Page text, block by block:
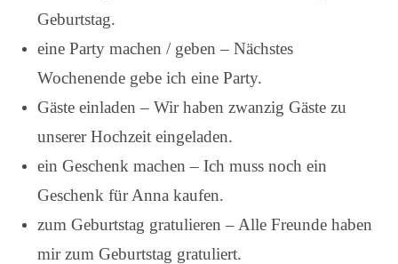
Geburtstag.
eine Party machen / geben – Nächstes
Wochenende gebe ich eine Party.
Gäste einladen – Wir haben zwanzig Gäste zu
unserer Hochzeit eingeladen.
ein Geschenk machen – Ich muss noch ein
Geschenk für Anna kaufen.
zum Geburtstag gratulieren – Alle Freunde haben
mir zum Geburtstag gratuliert.